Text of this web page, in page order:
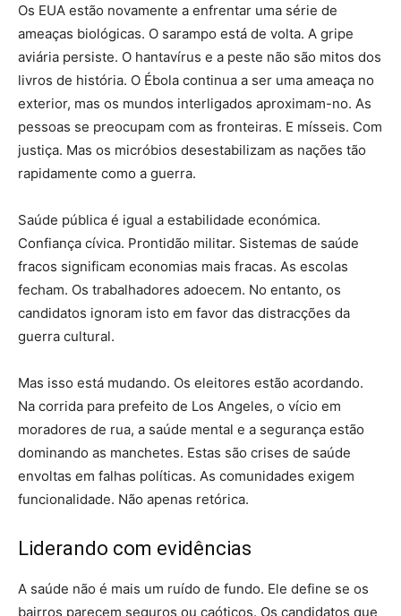
Os EUA estão novamente a enfrentar uma série de
ameaças biológicas. O sarampo está de volta. A gripe
aviária persiste. O hantavírus e a peste não são mitos dos
livros de história. O Ébola continua a ser uma ameaça no
exterior, mas os mundos interligados aproximam-no. As
pessoas se preocupam com as fronteiras. E mísseis. Com
justiça. Mas os micróbios desestabilizam as nações tão
rapidamente como a guerra.
Saúde pública é igual a estabilidade económica.
Confiança cívica. Prontidão militar. Sistemas de saúde
fracos significam economias mais fracas. As escolas
fecham. Os trabalhadores adoecem. No entanto, os
candidatos ignoram isto em favor das distracções da
guerra cultural.
Mas isso está mudando. Os eleitores estão acordando.
Na corrida para prefeito de Los Angeles, o vício em
moradores de rua, a saúde mental e a segurança estão
dominando as manchetes. Estas são crises de saúde
envoltas em falhas políticas. As comunidades exigem
funcionalidade. Não apenas retórica.
Liderando com evidências
A saúde não é mais um ruído de fundo. Ele define se os
bairros parecem seguros ou caóticos. Os candidatos que